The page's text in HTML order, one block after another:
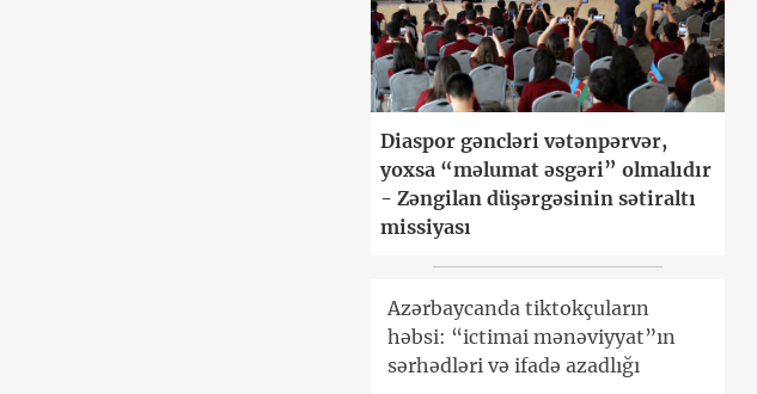
Diaspor gəncləri vətənpərvər,
yoxsa “məlumat əsgəri” olmalıdır
- Zəngilan düşərgəsinin sətiraltı
missiyası
Azərbaycanda tiktokçuların
həbsi: “ictimai mənəviyyat”ın
sərhədləri və ifadə azadlığı